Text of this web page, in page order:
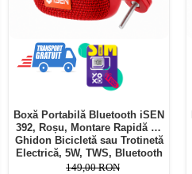
Boxă Portabilă Bluetooth iSEN
392, Roșu, Montare Rapidă pe
Ghidon Bicicletă sau Trotinetă
Electrică, 5W, TWS, Bluetooth
5.3, IPX5, Sunet Stereo 360°,
149,00 RON